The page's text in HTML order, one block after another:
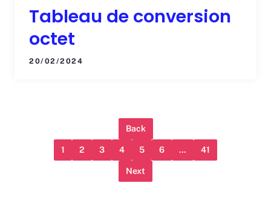
Tableau de conversion
octet
20/02/2024
Back
1 2 3 4 5 6 … 41
Next